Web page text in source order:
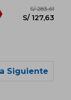
Siguiente